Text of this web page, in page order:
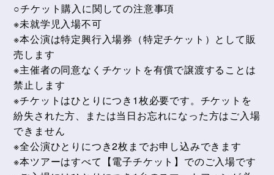
○チケット購入に関しての注意事項
※未就学児入場不可
※本公演は特定興行入場券（特定チケット）として販
売します
※主催者の同意なくチケットを有償で譲渡することは
禁止します
※チケットはひとりにつき1枚必要です。チケットを
紛失された方、または当日お忘れになった方はご入場
できません
※全公演ひとりにつき2枚までお申し込みできます
※本ツアーはすべて【電子チケット】でのご入場です